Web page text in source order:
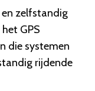
en zelfstandig
GPS
die systemen
rijdende